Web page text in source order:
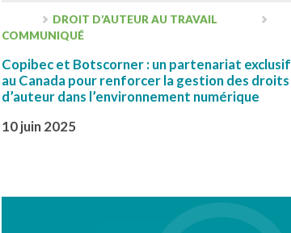
DROIT D’AUTEUR AU TRAVAIL
COMMUNIQUÉ
Copibec et Botscorner : un partenariat exclusif
au Canada pour renforcer la gestion des droits
d’auteur dans l’environnement numérique
10 juin 2025